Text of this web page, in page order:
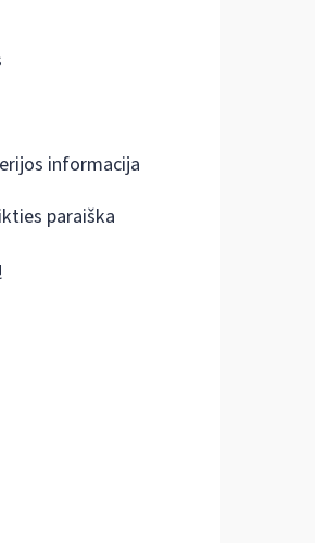
informacija
paraiška